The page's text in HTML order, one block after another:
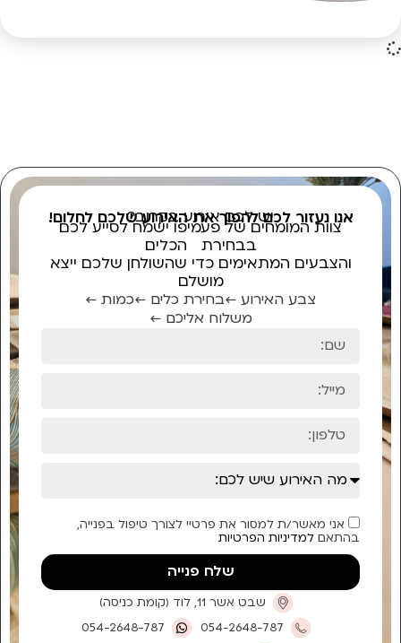
יש לכם אירוע בקרוב?
אנו נעזור לכם להפוך את האירוע שלכם לחלום!
צוות המומחים של פעמיפו ישמח לסייע לכם
בבחירת הכלים
והצבעים המתאימים כדי שהשולחן שלכם ייצא
מושלם
צבע האירוע ←בחירת כלים ←כמות ←
משלוח אליכם ←
אני מאשר/ת למסור את פרטיי לצורך טיפול בפנייה,
בהתאם למדיניות הפרטיות
שלח פנייה
שבט אשר 11, לוד (קומת כניסה)
054-2648-787
054-2648-787